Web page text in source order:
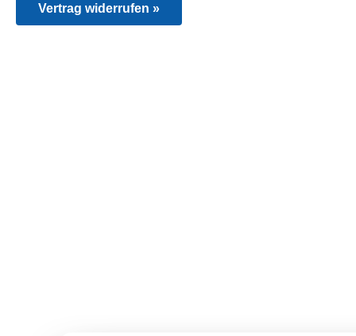
Vertrag widerrufen »